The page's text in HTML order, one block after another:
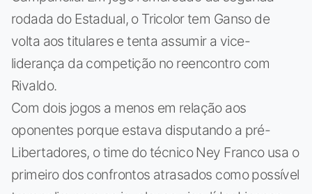
rodada do Estadual, o Tricolor tem Ganso de
volta aos titulares e tenta assumir a vice-
liderança da competição no reencontro com
Rivaldo.
Com dois jogos a menos em relação aos
oponentes porque estava disputando a pré-
Libertadores, o time do técnico Ney Franco usa o
primeiro dos confrontos atrasados como possível